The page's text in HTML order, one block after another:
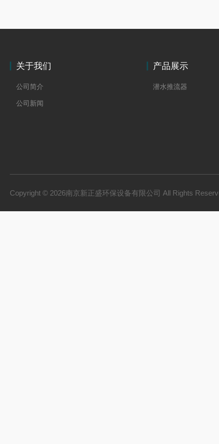
关于我们
公司简介
公司新闻
产品展示
潜水推流器
Copyright © 2026南京新正盛环保设备有限公司 All Rights